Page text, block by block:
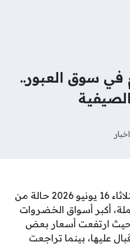
في سوق العبور..
اخبار
شهدت أسعار الفاكهة اليوم الثلاثاء 16 يونيو 2026 حالة من
أكبر أسواق الخضروات
حيث ارتفعت أسعار بعض
عليها، بينما تراجعت